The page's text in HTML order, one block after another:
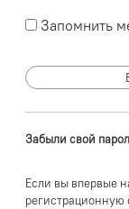
Запомнить
Забыли свой
Если вы впервые
регистрационную